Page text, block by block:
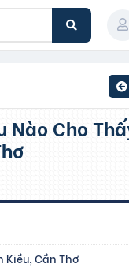
Kiều, Cần Thơ